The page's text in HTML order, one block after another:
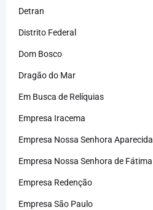
Detran
Distrito Federal
Dom Bosco
Dragão do Mar
Em Busca de Relíquias
Empresa Iracema
Empresa Nossa Senhora Aparecida
Empresa Nossa Senhora de Fátima
Empresa Redenção
Empresa São Paulo